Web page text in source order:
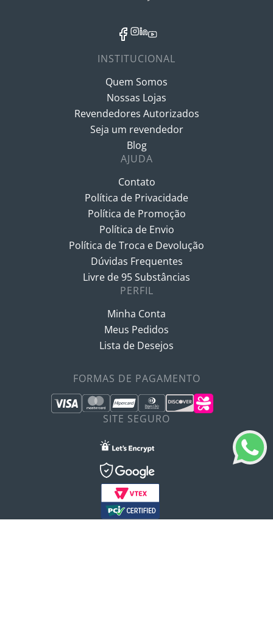
INSTITUCIONAL
Quem Somos
Nossas Lojas
Revendedores Autorizados
Seja um revendedor
Blog
AJUDA
Contato
Política de Privacidade
Política de Promoção
Política de Envio
Política de Troca e Devolução
Dúvidas Frequentes
Livre de 95 Substâncias
PERFIL
Minha Conta
Meus Pedidos
Lista de Desejos
FORMAS DE PAGAMENTO
SITE SEGURO